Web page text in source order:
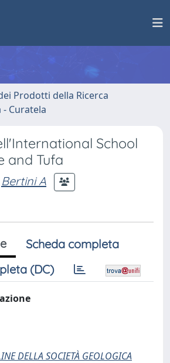
Prodotti della Ricerca
- Curatela
School
and Tufa
Bertini A
Scheda completa
(DC)
DELLA SOCIETÀ GEOLOGICA